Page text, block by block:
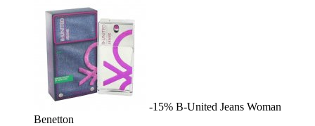
-15% B-United Jeans Woman
Benetton